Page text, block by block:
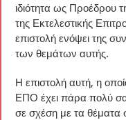
ιδιότητα ως Προέδρου
της Εκτελεστικής
επιστολή ενόψει της
των θεμάτων αυτής.
Η επιστολή αυτή, η
ΕΠΟ έχει πάρα πολύ
σε σχέση με τα θέματα